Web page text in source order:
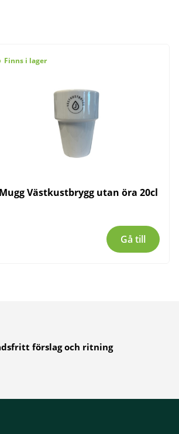
Finns i lager
Mugg Västkustbrygg utan öra 20cl
Gå till
förslag och ritning